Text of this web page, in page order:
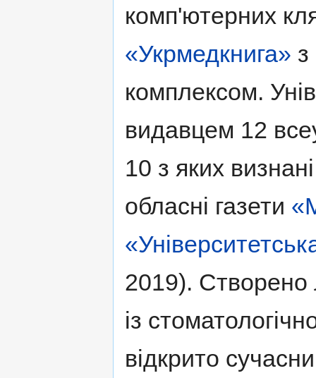
комп'ютерних
«Укрмедкнига»
комплексом.
видавцем 12
10 з яких
обласні газети
2019). Створено
із
відкрито